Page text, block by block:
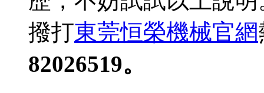
撥打東莞恒榮機械官網
82026519。